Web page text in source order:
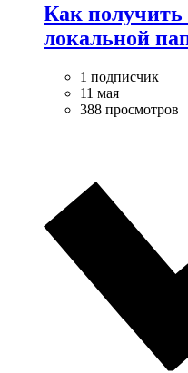
Как получить
локальной
1 подписчик
11 мая
388 просмотров